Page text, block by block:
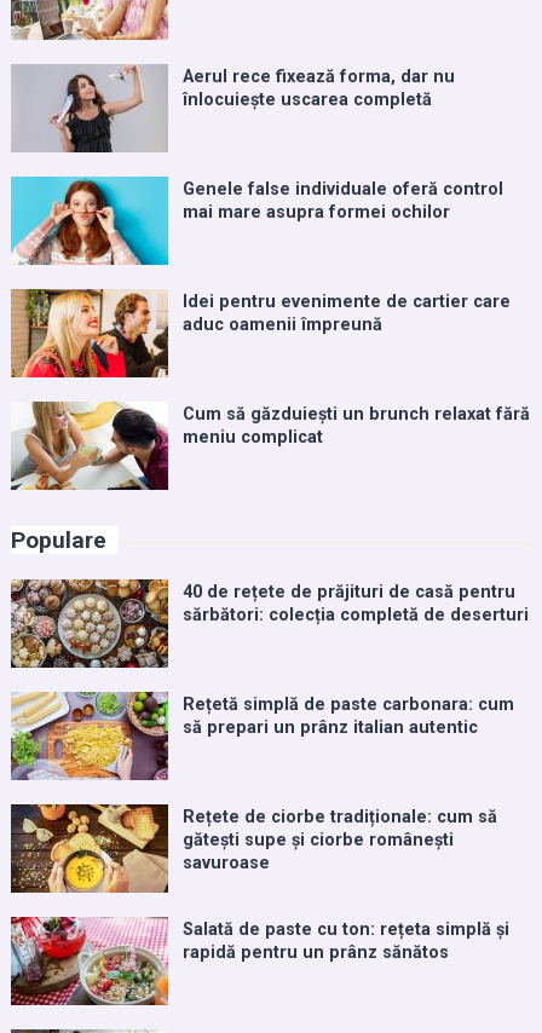
Aerul rece fixează forma, dar nu
înlocuiește uscarea completă
Genele false individuale oferă control
mai mare asupra formei ochilor
Idei pentru evenimente de cartier care
aduc oamenii împreună
Cum să găzduiești un brunch relaxat fără
meniu complicat
Populare
40 de rețete de prăjituri de casă pentru
sărbători: colecția completă de deserturi
Rețetă simplă de paste carbonara: cum
să prepari un prânz italian autentic
Rețete de ciorbe tradiționale: cum să
gătești supe și ciorbe românești
savuroase
Salată de paste cu ton: rețeta simplă și
rapidă pentru un prânz sănătos